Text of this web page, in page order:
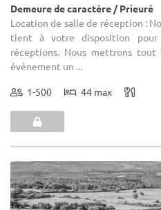
Demeure de caractère / Prieuré
Location de salle de réception :
tient à votre disposition
réceptions. Nous mettrons
évènement un ...
1-500 44 max